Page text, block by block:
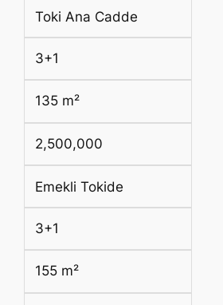
Toki Ana Cadde
3+1
135 m²
2,500,000
Emekli Tokide
3+1
155 m²